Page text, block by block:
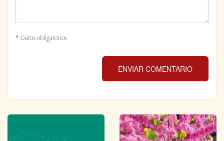
* Datos obligatorios
ENVIAR COMENTARIO